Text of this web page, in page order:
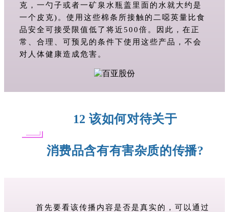
克，一勺子或者一矿泉水瓶盖里面的水就大约是
一个皮克)。使用这些棉条所接触的二噁英量比食
品安全可接受限值低了将近500倍。因此，在正
常、合理、可预见的条件下使用这些产品，不会
对人体健康造成危害。
12 该如何对待关于
消费品含有有害杂质的传播?
首先要看该传播内容是否是真实的，可以通过